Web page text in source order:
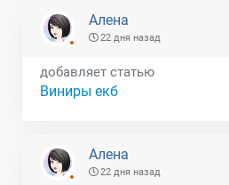
Алена
22 дня назад
добавляет статью
Виниры екб
Алена
22 дня назад